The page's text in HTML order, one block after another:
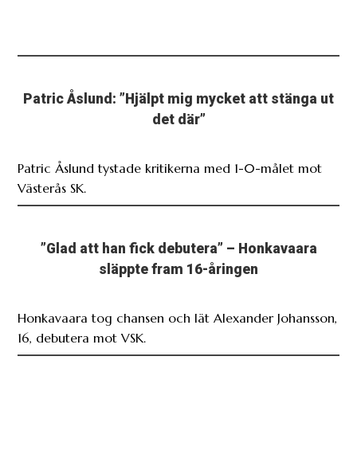
Patric Åslund: ”Hjälpt mig mycket att stänga ut
det där”
Patric Åslund tystade kritikerna med 1-0-målet mot
Västerås SK.
”Glad att han fick debutera” – Honkavaara
släppte fram 16-åringen
Honkavaara tog chansen och lät Alexander Johansson,
16, debutera mot VSK.